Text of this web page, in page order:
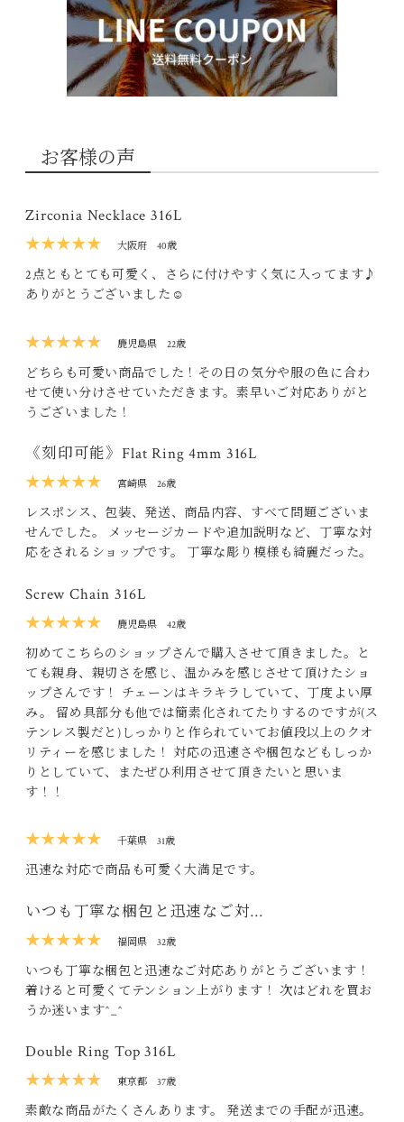
お客様の声
Zirconia Necklace 316L
★★★★★
大阪府 40歳
2点ともとても可愛く、さらに付けやすく気に入ってます♪
ありがとうございました☺︎
★★★★★ 鹿児島県 22歳
どちらも可愛い商品でした！その日の気分や服の色に合わ
せて使い分けさせていただきます。素早いご対応ありがと
うございました！
《刻印可能》Flat Ring 4mm 316L
★★★★★
宮崎県 26歳
レスポンス、包装、発送、商品内容、すべて問題ございま
せんでした。 メッセージカードや追加説明など、丁寧な対
応をされるショップです。 丁寧な彫り模様も綺麗だった。
Screw Chain 316L
★★★★★
鹿児島県 42歳
初めてこちらのショップさんで購入させて頂きました。と
ても親身、親切さを感じ、温かみを感じさせて頂けたショ
ップさんです！ チェーンはキラキラしていて、丁度よい厚
み。 留め具部分も他では簡素化されてたりするのですが(ス
テンレス製だと)しっかりと作られていてお値段以上のクオ
リティーを感じました！ 対応の迅速さや梱包などもしっか
りとしていて、またぜひ利用させて頂きたいと思いま
す！！
★★★★★ 千葉県 31歳
迅速な対応で商品も可愛く大満足です。
いつも丁寧な梱包と迅速なご対…
★★★★★
福岡県 32歳
いつも丁寧な梱包と迅速なご対応ありがとうございます！
着けると可愛くてテンション上がります！ 次はどれを買お
うか迷います^_^
Double Ring Top 316L
★★★★★
東京都 37歳
素敵な商品がたくさんあります。 発送までの手配が迅速。